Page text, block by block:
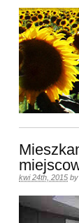
kwi 24th, 2015 by